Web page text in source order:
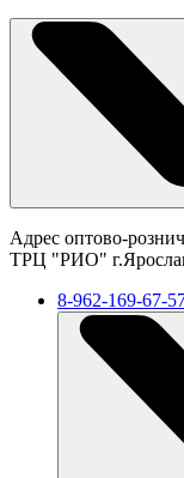
Адрес оптово-
ТРЦ "РИО"
8-962-169-67-